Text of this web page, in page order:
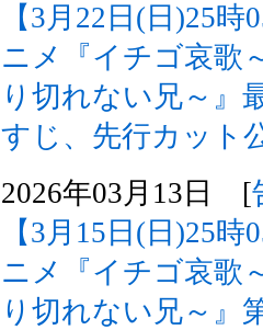
【3月22日(日)25
ニメ『イチゴ哀歌
り切れない兄～
すじ、先行カット
2026年03月13日 [
【3月15日(日)25
ニメ『イチゴ哀歌
り切れない兄～